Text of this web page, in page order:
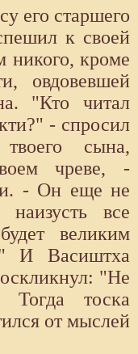
его старшего
к своей
никого, кроме
овдовевшей
"Кто читал
- спросил
сына,
чреве, -
- Он еще не
все
великим
И Васиштха
"Не
Тогда тоска
от мыслей